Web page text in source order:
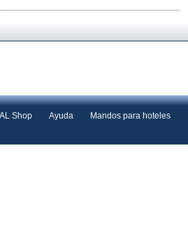
Shop Ayuda Mandos para hoteles